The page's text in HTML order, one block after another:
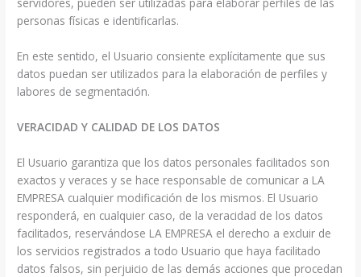
personas físicas e identificarlas.
En este sentido, el Usuario consiente explícitamente que sus
datos puedan ser utilizados para la elaboración de perfiles y
labores de segmentación.
VERACIDAD Y CALIDAD DE LOS DATOS
El Usuario garantiza que los datos personales facilitados son
exactos y veraces y se hace responsable de comunicar a LA
EMPRESA cualquier modificación de los mismos. El Usuario
responderá, en cualquier caso, de la veracidad de los datos
facilitados, reservándose LA EMPRESA el derecho a excluir de
los servicios registrados a todo Usuario que haya facilitado
datos falsos, sin perjuicio de las demás acciones que procedan